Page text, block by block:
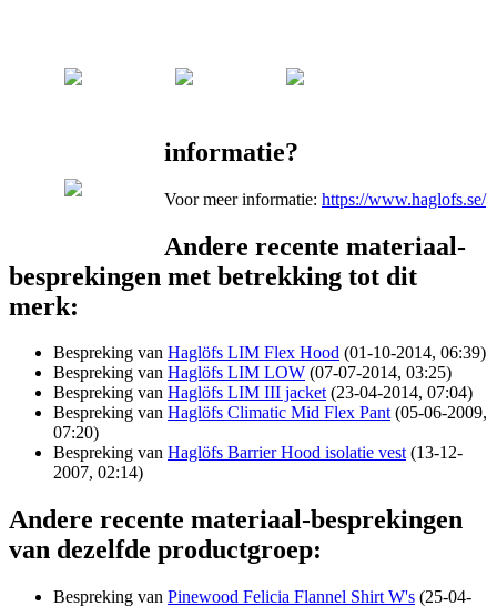
informatie?
Voor meer informatie: https://www.haglofs.se/
Andere recente materiaal-
besprekingen met betrekking tot dit
merk:
Bespreking van Haglöfs LIM Flex Hood (01-10-2014, 06:39)
Bespreking van Haglöfs LIM LOW (07-07-2014, 03:25)
Bespreking van Haglöfs LIM III jacket (23-04-2014, 07:04)
Bespreking van Haglöfs Climatic Mid Flex Pant (05-06-2009,
07:20)
Bespreking van Haglöfs Barrier Hood isolatie vest (13-12-
2007, 02:14)
Andere recente materiaal-besprekingen
van dezelfde productgroep:
Bespreking van Pinewood Felicia Flannel Shirt W's (25-04-